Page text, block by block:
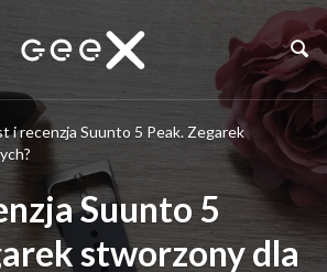
i recenzja Suunto 5 Peak. Zegarek
Suunto 5
stworzony dla